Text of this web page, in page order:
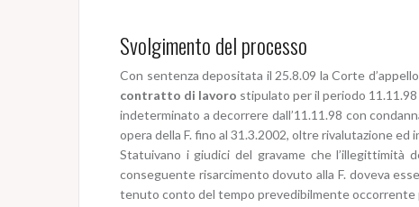
Svolgimento del processo
Con sentenza depositata il 25.8.09 la Corte
contratto di lavoro stipulato per il periodo
indeterminato a decorrere dall’11.11.98 con
opera della F. fino al 31.3.2002, oltre rivalutazione ed
Statuivano i giudici del gravame che l’illegittimità
conseguente risarcimento dovuto alla F. doveva
tenuto conto del tempo prevedibilmente occorrente